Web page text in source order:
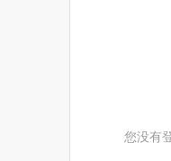
您没有